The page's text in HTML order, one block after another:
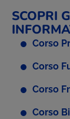
SCOPRI
Corso P
Corso
Corso
Corso